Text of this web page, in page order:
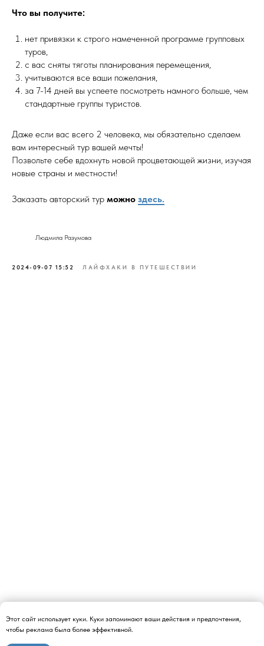
Этот сайт использует куки. Куки запоминают ваши действия и предпочтения,
чтобы реклама была более эффективной.
Что вы получите:
нет привязки к строго намеченной программе групповых
туров,
с вас сняты тяготы планирования перемещения,
учитываются все ваши пожелания,
за 7-14 дней вы успеете посмотреть намного больше, чем
стандартные группы туристов.
Даже если вас всего 2 человека, мы обязательно сделаем
вам интересный тур вашей мечты!
Позвольте себе вдохнуть новой процветающей жизни, изучая
новые страны и местности!
Заказать авторский тур можно здесь.
Людмила Разумова
2024-09-07 15:52 ЛАЙФХАКИ В ПУТЕШЕСТВИИ